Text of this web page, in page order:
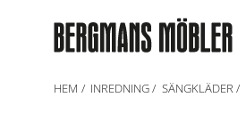
HEM INREDNING SÄNGKLÄDER